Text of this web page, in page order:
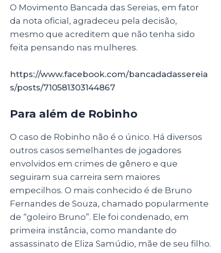
O Movimento Bancada das Sereias, em fator
da nota oficial, agradeceu pela decisão,
mesmo que acreditem que não tenha sido
feita pensando nas mulheres.
https://www.facebook.com/bancadadassereia
s/posts/710581303144867
Para além de Robinho
O caso de Robinho não é o único. Há diversos
outros casos semelhantes de jogadores
envolvidos em crimes de gênero e que
seguiram sua carreira sem maiores
empecilhos. O mais conhecido é de Bruno
Fernandes de Souza, chamado popularmente
de “goleiro Bruno”. Ele foi condenado, em
primeira instância, como mandante do
assassinato de Eliza Samúdio, mãe de seu filho.